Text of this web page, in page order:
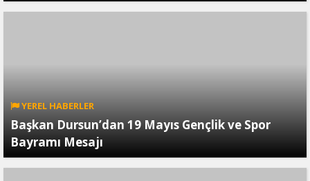
YEREL HABERLER
Başkan Dursun’dan 19 Mayıs Gençlik ve Spor
Bayramı Mesajı